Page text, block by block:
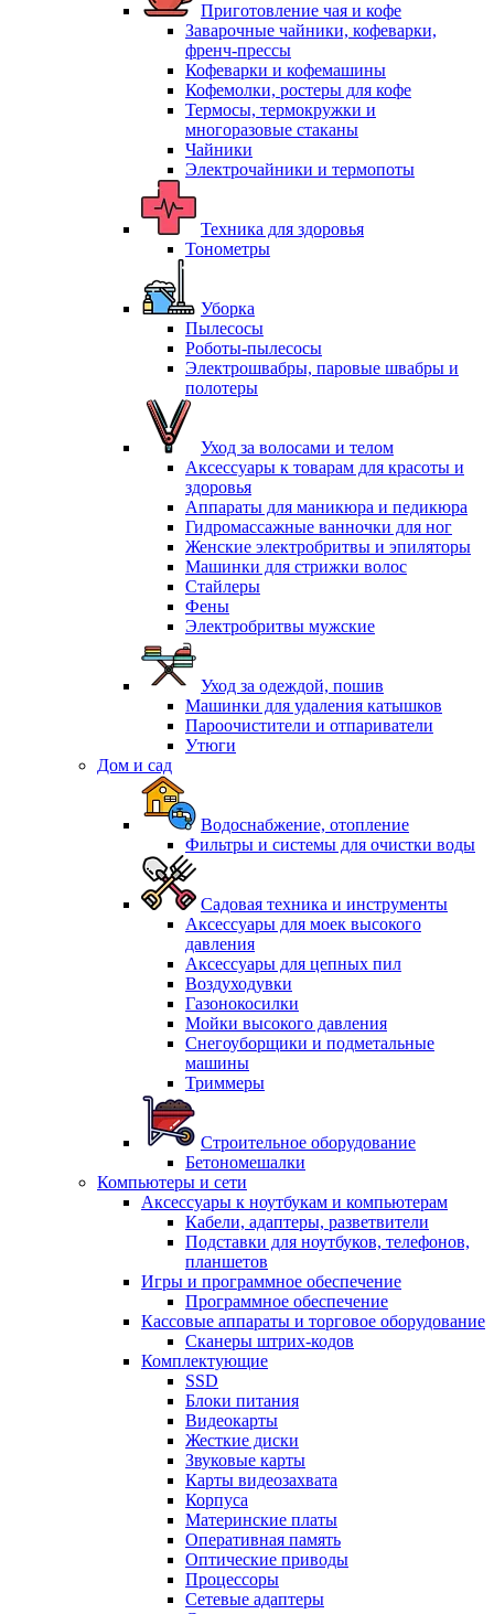
Приготовление чая и кофе
Заварочные чайники, кофеварки,
френч-прессы
Кофеварки и кофемашины
Кофемолки, ростеры для кофе
Термосы, термокружки и
многоразовые стаканы
Чайники
Электрочайники и термопоты
Техника для здоровья
Тонометры
Уборка
Пылесосы
Роботы-пылесосы
Электрошвабры, паровые швабры и
полотеры
Уход за волосами и телом
Аксессуары к товарам для красоты и
здоровья
Аппараты для маникюра и педикюра
Гидромассажные ванночки для ног
Женские электробритвы и эпиляторы
Машинки для стрижки волос
Стайлеры
Фены
Электробритвы мужские
Уход за одеждой, пошив
Машинки для удаления катышков
Пароочистители и отпариватели
Утюги
Дом и сад
Водоснабжение, отопление
Фильтры и системы для очистки воды
Садовая техника и инструменты
Аксессуары для моек высокого
давления
Аксессуары для цепных пил
Воздуходувки
Газонокосилки
Мойки высокого давления
Снегоуборщики и подметальные
машины
Триммеры
Строительное оборудование
Бетономешалки
Компьютеры и сети
Аксессуары к ноутбукам и компьютерам
Кабели, адаптеры, разветвители
Подставки для ноутбуков, телефонов,
планшетов
Игры и программное обеспечение
Программное обеспечение
Кассовые аппараты и торговое оборудование
Сканеры штрих-кодов
Комплектующие
SSD
Блоки питания
Видеокарты
Жесткие диски
Звуковые карты
Карты видеозахвата
Корпуса
Материнские платы
Оперативная память
Оптические приводы
Процессоры
Сетевые адаптеры